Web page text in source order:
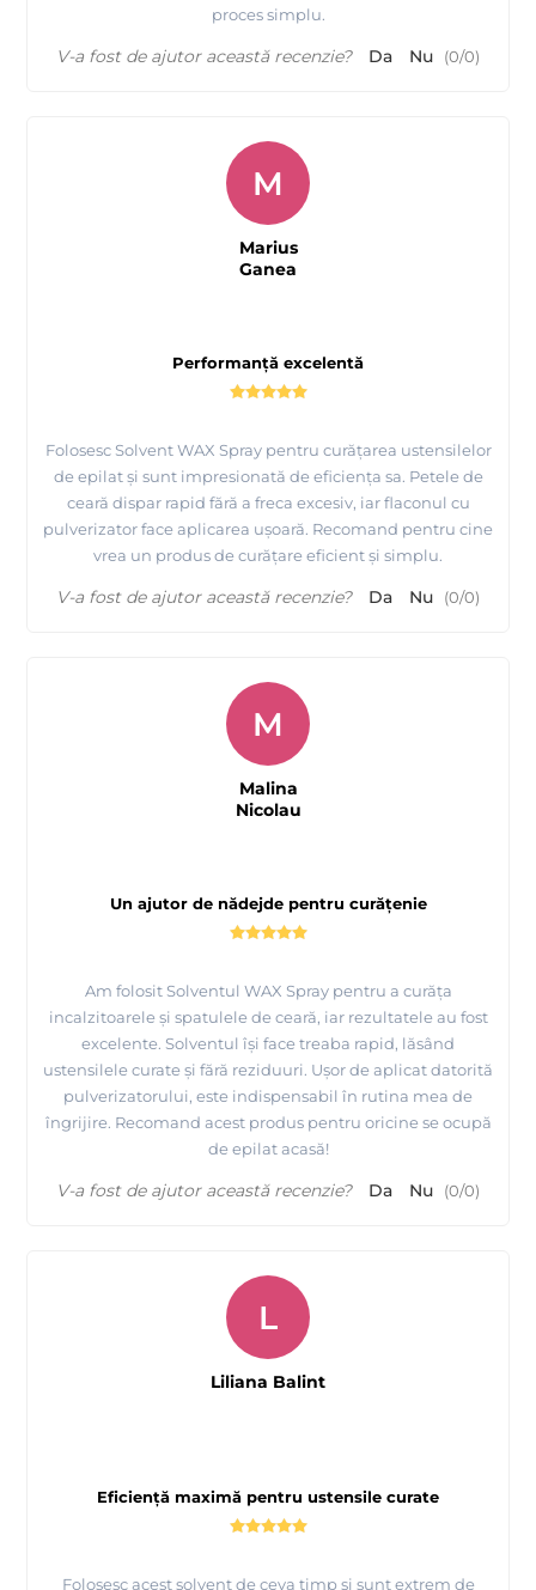
proces simplu.
V-a fost de ajutor această recenzie? Da Nu (0/0)
Performanță excelentă
Folosesc Solvent WAX Spray pentru curățarea ustensilelor
de epilat și sunt impresionată de eficiența sa. Petele de
ceară dispar rapid fără a freca excesiv, iar flaconul cu
pulverizator face aplicarea ușoară. Recomand pentru cine
vrea un produs de curățare eficient și simplu.
M
Marius
Ganea
V-a fost de ajutor această recenzie? Da Nu (0/0)
Un ajutor de nădejde pentru curățenie
Am folosit Solventul WAX Spray pentru a curăța
incalzitoarele și spatulele de ceară, iar rezultatele au fost
excelente. Solventul își face treaba rapid, lăsând
ustensilele curate și fără reziduuri. Ușor de aplicat datorită
pulverizatorului, este indispensabil în rutina mea de
îngrijire. Recomand acest produs pentru oricine se ocupă
de epilat acasă!
M
Malina
Nicolau
V-a fost de ajutor această recenzie? Da Nu (0/0)
Eficiență maximă pentru ustensile curate
Folosesc acest solvent de ceva timp și sunt extrem de
L
Liliana Balint